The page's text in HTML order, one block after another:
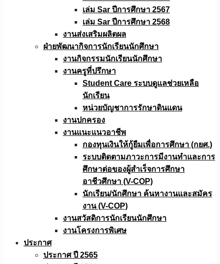
เล่ม Sar ปีการศึกษา 2567
เล่ม Sar ปีการศึกษา 2568
งานส่งเสริมผลิตผล
ฝ่ายพัฒนากิจการนักเรียนนักศึกษา
งานกิจกรรมนักเรียนนักศึกษา
งานครูที่ปรึกษา
Student Care ระบบดูแลช่วยเหลือ
นักเรียน
หน่วยบัญชาการรักษาดินแดน
งานปกครอง
งานแนะแนวอาชีพ
กองทุนเงินให้กู้ยืมเพื่อการศึกษา (กยศ.)
ระบบติดตามภาวะการมีงานทำและการ
ศึกษาต่อของผู้สำเร็จการศึกษา
อาชีวศึกษา (V-COP)
นักเรียน/นักศึกษา ค้นหางานและสมัคร
งาน (V-COP)
งานสวัสดิการนักเรียนนักศึกษา
งานโครงการพิเศษ
ประกาศ
ประกาศ ปี 2565